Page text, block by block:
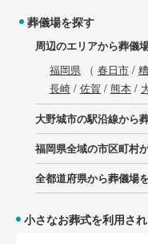
葬儀場を探す
周辺のエリアから葬儀
福岡県（ 春日市/
長崎/ 佐賀 / 熊本/
大野城市の駅沿線から
福岡県全域の市区町村
全都道府県から葬儀場
小さなお葬式を利用さ